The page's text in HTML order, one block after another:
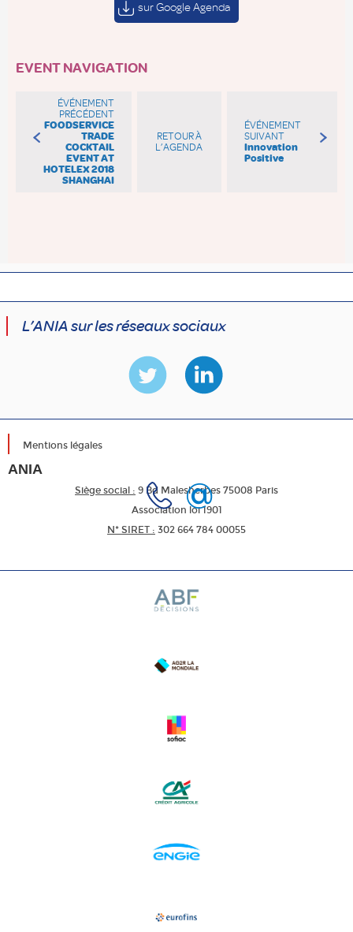
sur Google Agenda
EVENT NAVIGATION
ÉVÉNEMENT
PRÉCÉDENT
FOODSERVICE
TRADE
COCKTAIL
EVENT AT
HOTELEX 2018
SHANGHAI
RETOUR À
L’AGENDA
ÉVÉNEMENT
SUIVANT
Innovation
Positive
L’ANIA sur les réseaux sociaux
Mentions légales
ANIA
Siège social : 9 Bd Malesherbes 75008 Paris
Association loi 1901
N* SIRET : 302 664 784 00055